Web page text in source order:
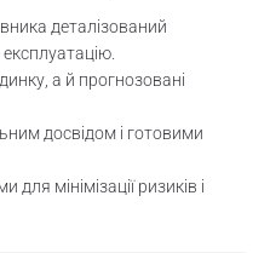
деталізований
а й прогнозовані
досвідом і готовими
мінімізації ризиків і